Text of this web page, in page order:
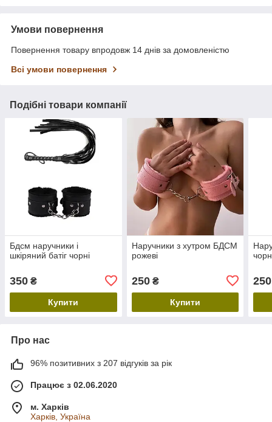
Умови повернення
Повернення товару впродовж 14 днів за домовленістю
Всі умови повернення
Подібні товари компанії
Бдсм наручники і
шкіряний батіг чорні
350 ₴
Купити
Наручники з хутром БДСМ
рожеві
250₴
Купити
250
Про нас
96% позитивних з 207 відгуків за рік
Працює з 02.06.2020
м. Харків
Харків, Україна